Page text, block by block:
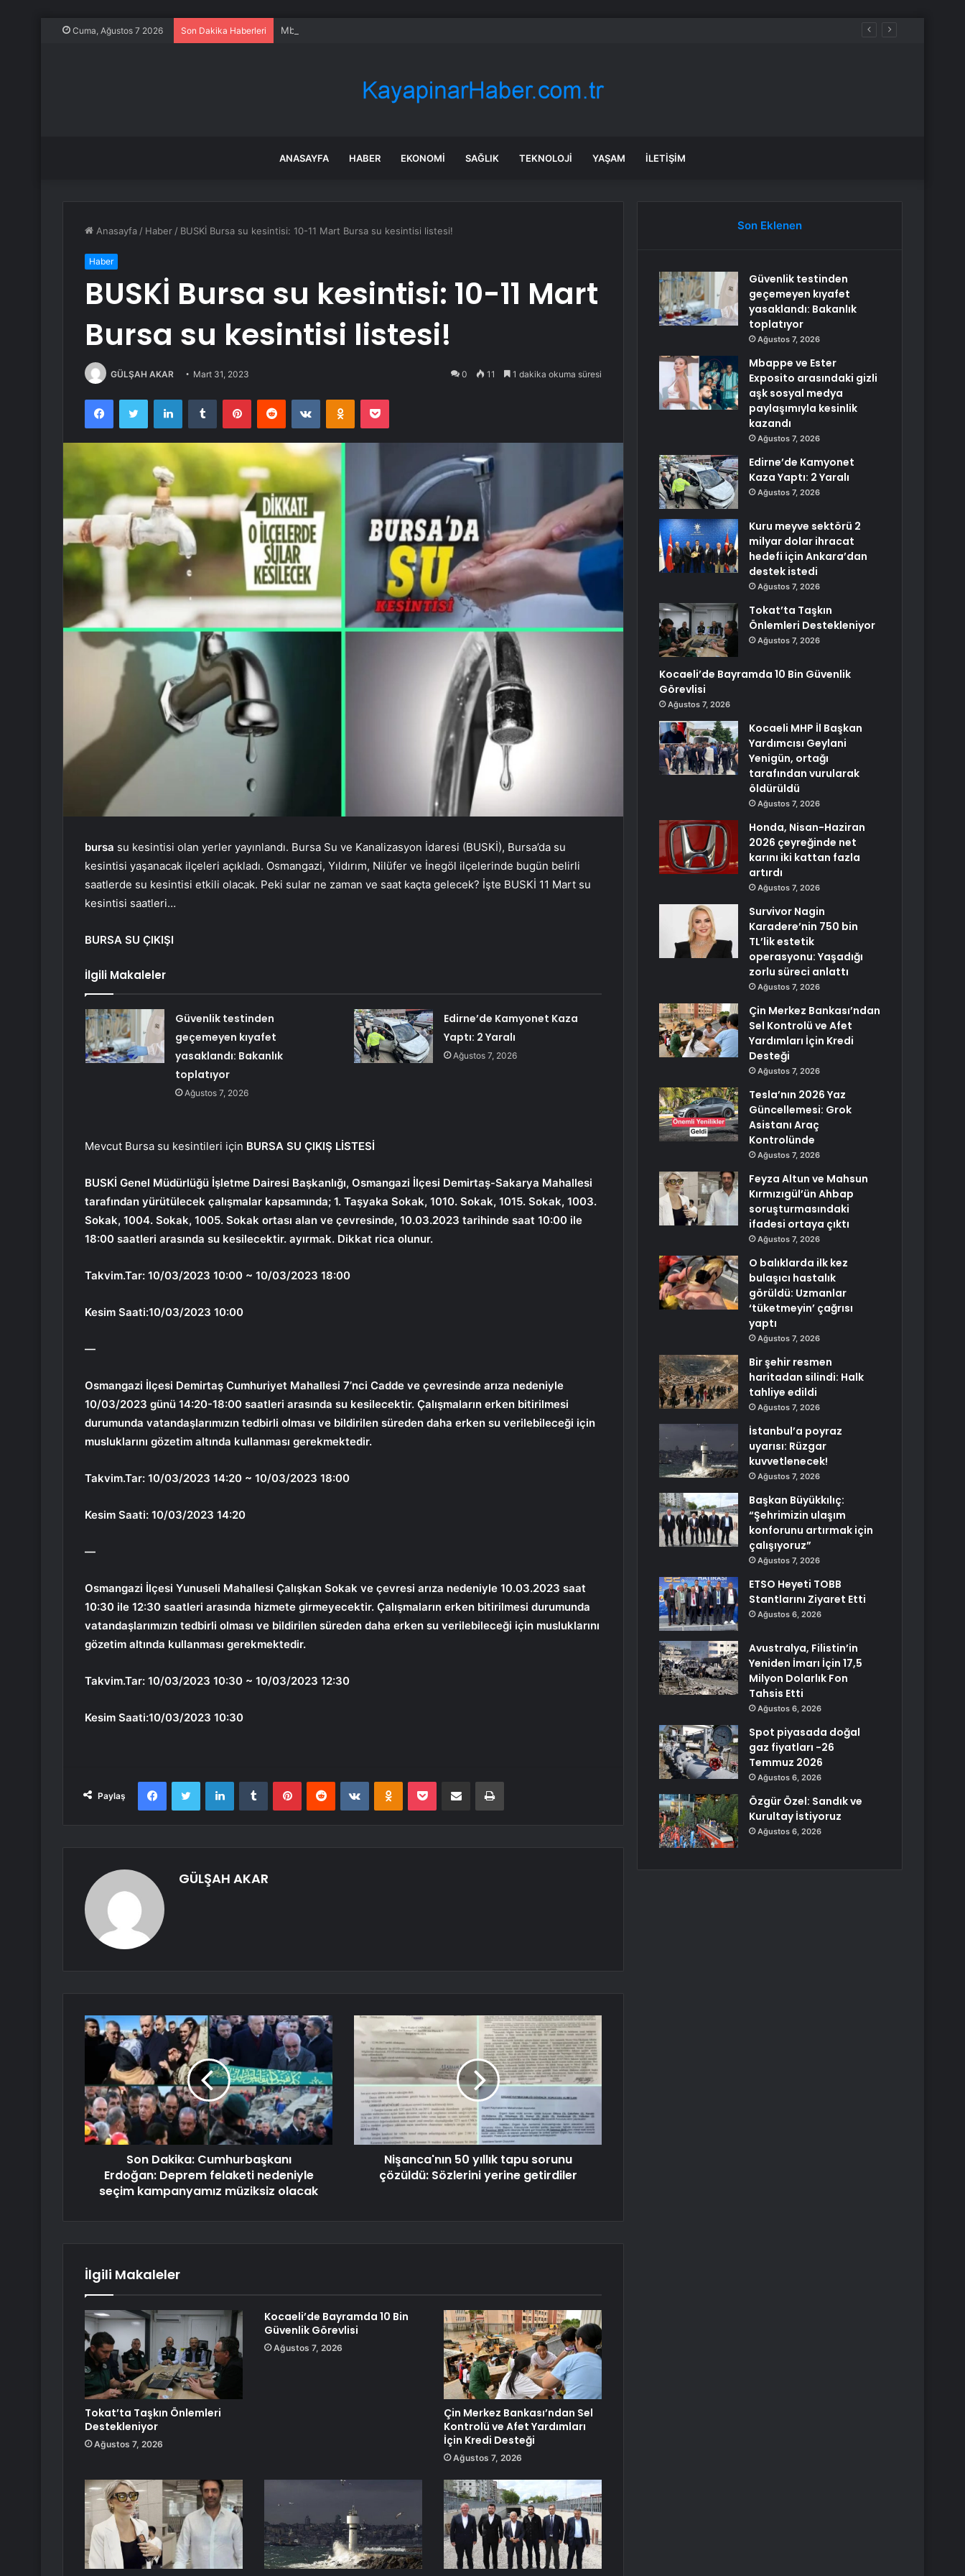
Cuma, Ağustos 7 2026 Son Dakika Haberleri Mbappe ve Ester Exposito arasındaki gizli aşk sosyal medya paylaşımıyla kesinlik kazandı
ANASAYFA HABER EKONOMI SAĞLIK TEKNOLOJI YAŞAM İLETIŞIM
Anasayfa / Haber / BUSKİ Bursa su kesintisi: 10-11 Mart Bursa su kesintisi listesi!
Haber
BUSKİ Bursa su kesintisi: 10-11 Mart
Bursa su kesintisi listesi!
GÜLŞAH AKAR Mart 31, 2023 0 11 1 dakika okuma süresi
FacebookTwitter LinkedInTumblr PinterestReddit VKontakteOdnoklassniki
Pocket
bursa su kesintisi olan yerler yayınlandı. Bursa Su ve Kanalizasyon İdaresi (BUSKİ), Bursa’da su
kesintisi yaşanacak ilçeleri açıkladı. Osmangazi, Yıldırım, Nilüfer ve İnegöl ilçelerinde bugün belirli
saatlerde su kesintisi etkili olacak. Peki sular ne zaman ve saat kaçta gelecek? İşte BUSKİ 11 Mart su
kesintisi saatleri…
BURSA SU ÇIKIŞI
İlgili Makaleler
Güvenlik testinden
geçemeyen kıyafet
yasaklandı: Bakanlık
toplatıyor
Ağustos 7, 2026
Edirne’de Kamyonet Kaza
Yaptı: 2 Yaralı
Ağustos 7, 2026
Mevcut Bursa su kesintileri için BURSA SU ÇIKIŞ LİSTESİ
BUSKİ Genel Müdürlüğü İşletme Dairesi Başkanlığı, Osmangazi İlçesi Demirtaş-Sakarya Mahallesi
tarafından yürütülecek çalışmalar kapsamında; 1. Taşyaka Sokak, 1010. Sokak, 1015. Sokak, 1003.
Sokak, 1004. Sokak, 1005. Sokak ortası alan ve çevresinde, 10.03.2023 tarihinde saat 10:00 ile
18:00 saatleri arasında su kesilecektir. ayırmak. Dikkat rica olunur.
Takvim.Tar: 10/03/2023 10:00 ~ 10/03/2023 18:00
Kesim Saati:10/03/2023 10:00
—
Osmangazi İlçesi Demirtaş Cumhuriyet Mahallesi 7’nci Cadde ve çevresinde arıza nedeniyle
10/03/2023 günü 14:20-18:00 saatleri arasında su kesilecektir. Çalışmaların erken bitirilmesi
durumunda vatandaşlarımızın tedbirli olması ve bildirilen süreden daha erken su verilebileceği için
musluklarını gözetim altında kullanması gerekmektedir.
Takvim.Tar: 10/03/2023 14:20 ~ 10/03/2023 18:00
Kesim Saati: 10/03/2023 14:20
—
Osmangazi İlçesi Yunuseli Mahallesi Çalışkan Sokak ve çevresi arıza nedeniyle 10.03.2023 saat
10:30 ile 12:30 saatleri arasında hizmete girmeyecektir. Çalışmaların erken bitirilmesi durumunda
vatandaşlarımızın tedbirli olması ve bildirilen süreden daha erken su verilebileceği için musluklarını
gözetim altında kullanması gerekmektedir.
Takvim.Tar: 10/03/2023 10:30 ~ 10/03/2023 12:30
Kesim Saati:10/03/2023 10:30
Paylaş
FacebookTwitterLinkedInTumblrPinterestReddit VKontakteOdnoklassniki
Pocket E-Posta ile paylaş Yazdır
GÜLŞAH AKAR
Son Dakika: Cumhurbaşkanı
Erdoğan: Deprem felaketi nedeniyle
seçim kampanyamız müziksiz olacak
Nişanca'nın 50 yıllık tapu sorunu
çözüldü: Sözlerini yerine getirdiler
İlgili Makaleler
Tokat’ta Taşkın Önlemleri
Destekleniyor
Ağustos 7, 2026
Kocaeli’de Bayramda 10 Bin
Güvenlik Görevlisi
Ağustos 7, 2026
Çin Merkez Bankası’ndan Sel
Kontrolü ve Afet Yardımları
İçin Kredi Desteği
Ağustos 7, 2026
Son Eklenen
Güvenlik testinden
geçemeyen kıyafet
yasaklandı: Bakanlık
toplatıyor
Ağustos 7, 2026
Mbappe ve Ester
Exposito arasındaki gizli
aşk sosyal medya
paylaşımıyla kesinlik
kazandı
Ağustos 7, 2026
Edirne’de Kamyonet
Kaza Yaptı: 2 Yaralı
Ağustos 7, 2026
Kuru meyve sektörü 2
milyar dolar ihracat
hedefi için Ankara’dan
destek istedi
Ağustos 7, 2026
Tokat’ta Taşkın
Önlemleri Destekleniyor
Ağustos 7, 2026
Kocaeli’de Bayramda 10 Bin Güvenlik
Görevlisi
Ağustos 7, 2026
Kocaeli MHP İl Başkan
Yardımcısı Geylani
Yenigün, ortağı
tarafından vurularak
öldürüldü
Ağustos 7, 2026
Honda, Nisan-Haziran
2026 çeyreğinde net
karını iki kattan fazla
artırdı
Ağustos 7, 2026
Survivor Nagin
Karadere’nin 750 bin
TL’lik estetik
operasyonu: Yaşadığı
zorlu süreci anlattı
Ağustos 7, 2026
Çin Merkez Bankası’ndan
Sel Kontrolü ve Afet
Yardımları İçin Kredi
Desteği
Ağustos 7, 2026
Tesla’nın 2026 Yaz
Güncellemesi: Grok
Asistanı Araç
Kontrolünde
Ağustos 7, 2026
Feyza Altun ve Mahsun
Kırmızıgül’ün Ahbap
soruşturmasındaki
ifadesi ortaya çıktı
Ağustos 7, 2026
O balıklarda ilk kez
bulaşıcı hastalık
görüldü: Uzmanlar
‘tüketmeyin’ çağrısı
yaptı
Ağustos 7, 2026
Bir şehir resmen
haritadan silindi: Halk
tahliye edildi
Ağustos 7, 2026
İstanbul’a poyraz
uyarısı: Rüzgar
kuvvetlenecek!
Ağustos 7, 2026
Başkan Büyükkılıç:
“Şehrimizin ulaşım
konforunu artırmak için
çalışıyoruz”
Ağustos 7, 2026
ETSO Heyeti TOBB
Stantlarını Ziyaret Etti
Ağustos 6, 2026
Avustralya, Filistin’in
Yeniden İmarı İçin 17,5
Milyon Dolarlık Fon
Tahsis Etti
Ağustos 6, 2026
Spot piyasada doğal
gaz fiyatları -26
Temmuz 2026
Ağustos 6, 2026
Özgür Özel: Sandık ve
Kurultay İstiyoruz
Ağustos 6, 2026